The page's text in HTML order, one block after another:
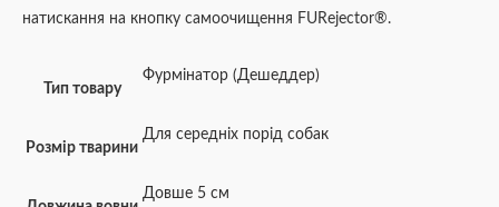
натискання на кнопку самоочищення FURejector®.
Тип товару
Фурмінатор (Дешеддер)
Розмір тварини
Для середніх порід собак
Довше 5 см